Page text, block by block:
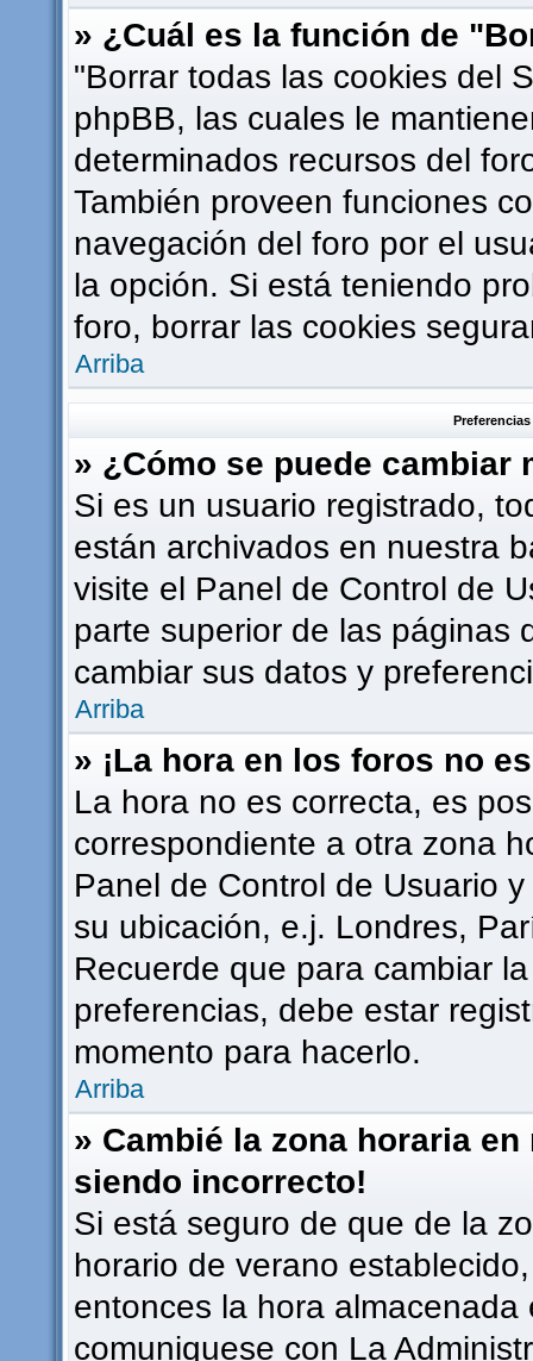
» ¿Cuál es la función de
"Borrar todas las cookies del
phpBB, las cuales le
determinados recursos del
También proveen funciones
navegación del foro por el
la opción. Si está teniendo
foro, borrar las cookies
Arriba
» ¿Cómo se puede cambiar
Si es un usuario registrado,
están archivados en nuestra
visite el Panel de Control de
parte superior de las páginas
cambiar sus datos y
Arriba
» ¡La hora en los foros no
La hora no es correcta, es
correspondiente a otra zona
Panel de Control de Usuario
su ubicación, e.j. Londres,
Recuerde que para cambiar
preferencias, debe estar
momento para hacerlo.
Arriba
» Cambié la zona horaria
siendo incorrecto!
Si está seguro de que de la
horario de verano
entonces la hora
comuniquese con La